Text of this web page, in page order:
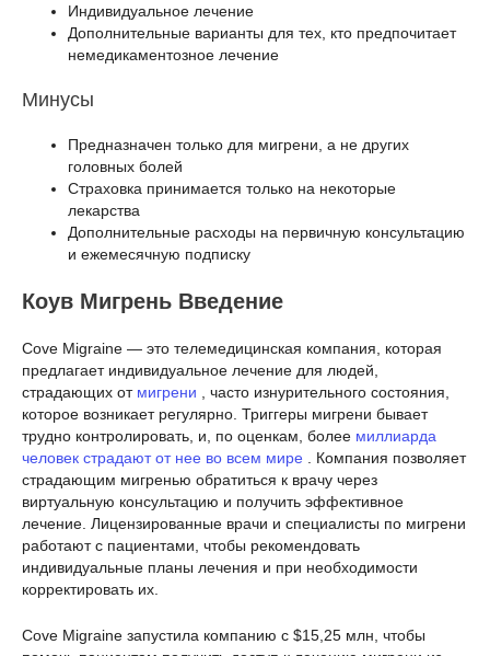
Индивидуальное лечение
Дополнительные варианты для тех, кто предпочитает
немедикаментозное лечение
Минусы
Предназначен только для мигрени, а не других
головных болей
Страховка принимается только на некоторые
лекарства
Дополнительные расходы на первичную консультацию
и ежемесячную подписку
Коув Мигрень Введение
Cove Migraine — это телемедицинская компания, которая
предлагает индивидуальное лечение для людей,
страдающих от мигрени , часто изнурительного состояния,
которое возникает регулярно. Триггеры мигрени бывает
трудно контролировать, и, по оценкам, более миллиарда
человек страдают от нее во всем мире . Компания позволяет
страдающим мигренью обратиться к врачу через
виртуальную консультацию и получить эффективное
лечение. Лицензированные врачи и специалисты по мигрени
работают с пациентами, чтобы рекомендовать
индивидуальные планы лечения и при необходимости
корректировать их.
Cove Migraine запустила компанию с $15,25 млн, чтобы